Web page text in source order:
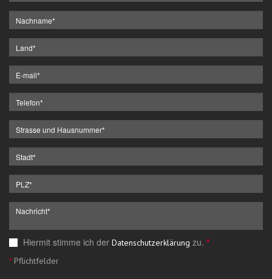
Hiermit stimme ich der Datenschutzerklärung zu. *
*Pflichtfelder